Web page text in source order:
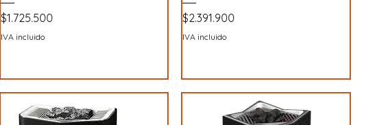
Precio
$1.725.500
IVA incluido
Precio
$2.391.900
IVA incluido